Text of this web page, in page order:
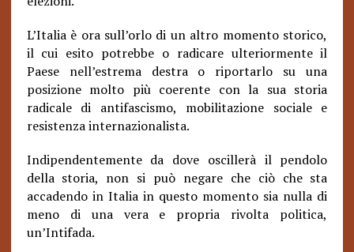
L’Italia è ora sull’orlo di un altro momento storico,
il cui esito potrebbe o radicare ulteriormente il
Paese nell’estrema destra o riportarlo su una
posizione molto più coerente con la sua storia
radicale di antifascismo, mobilitazione sociale e
resistenza internazionalista.
Indipendentemente da dove oscillerà il pendolo
della storia, non si può negare che ciò che sta
accadendo in Italia in questo momento sia nulla di
meno di una vera e propria rivolta politica,
un’Intifada.